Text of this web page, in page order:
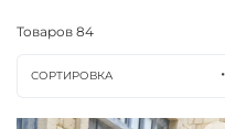
Товаров 84
СОРТИРОВКА